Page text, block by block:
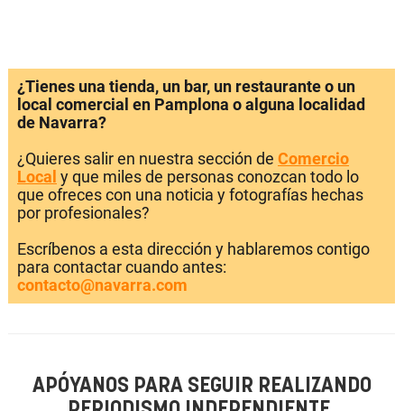
¿Tienes una tienda, un bar, un restaurante o un
local comercial en Pamplona o alguna localidad
de Navarra?
¿Quieres salir en nuestra sección de Comercio
Local y que miles de personas conozcan todo lo
que ofreces con una noticia y fotografías hechas
por profesionales?
Escríbenos a esta dirección y hablaremos contigo
para contactar cuando antes:
contacto@navarra.com
APÓYANOS PARA SEGUIR REALIZANDO